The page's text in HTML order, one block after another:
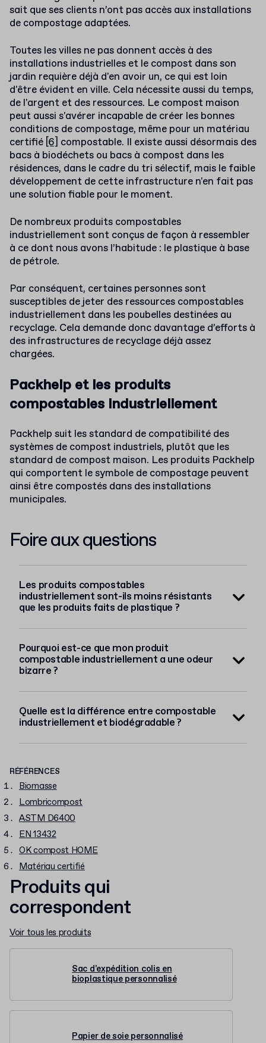
Produits qui
correspondent
Sac d'expédition colis en
bioplastique personnalisé
Papier de soie personnalisé
Voir tous les produits
sait que ses clients n’ont pas accès aux installations
de compostage adaptées.
Toutes les villes ne pas donnent accès à des
installations industrielles et le compost dans son
jardin requière déjà d'en avoir un, ce qui est loin
d'être évident en ville. Cela nécessite aussi du temps,
de l'argent et des ressources. Le compost maison
peut aussi s'avérer incapable de créer les bonnes
conditions de compostage, même pour un matériau
certifié [6] compostable. Il existe aussi désormais des
bacs à biodéchets ou bacs à compost dans les
résidences, dans le cadre du tri sélectif, mais le faible
développement de cette infrastructure n'en fait pas
une solution fiable pour le moment.
De nombreux produits compostables
industriellement sont conçus de façon à ressembler
à ce dont nous avons l’habitude : le plastique à base
de pétrole.
Par conséquent, certaines personnes sont
susceptibles de jeter des ressources compostables
industriellement dans les poubelles destinées au
recyclage. Cela demande donc davantage d’efforts à
des infrastructures de recyclage déjà assez
chargées.
Packhelp et les produits
compostables industriellement
Packhelp suit les standard de compatibilité des
systèmes de compost industriels, plutôt que les
standard de compost maison. Les produits Packhelp
qui comportent le symbole de compostage peuvent
ainsi être compostés dans des installations
municipales.
Foire aux questions
Les produits compostables
industriellement sont-ils moins résistants
que les produits faits de plastique ?
Pourquoi est-ce que mon produit
compostable industriellement a une odeur
bizarre ?
Quelle est la différence entre compostable
industriellement et biodégradable ?
RÉFÉRENCES
Biomasse
Lombricompost
ASTM D6400
EN 13432
OK compost HOME
Matériau certifié